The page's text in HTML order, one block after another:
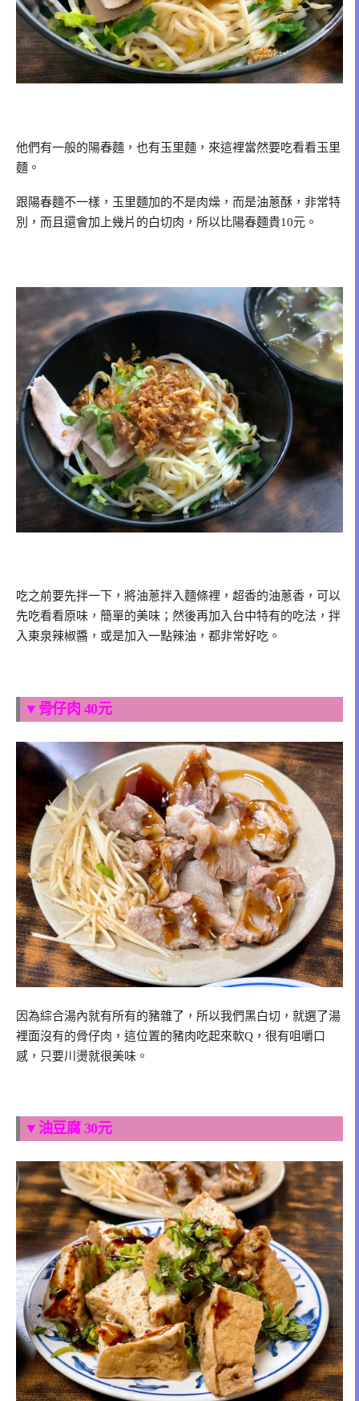
他們有一般的陽春麵，也有玉里麵，來這裡當然要吃看看玉里
麵。
跟陽春麵不一樣，玉里麵加的不是肉燥，而是油蔥酥，非常特
別，而且還會加上幾片的白切肉，所以比陽春麵貴10元。
吃之前要先拌一下，將油蔥拌入麵條裡，超香的油蔥香，可以
先吃看看原味，簡單的美味；然後再加入台中特有的吃法，拌
入東泉辣椒醬，或是加入一點辣油，都非常好吃。
▼骨仔肉 40元
因為綜合湯內就有所有的豬雜了，所以我們黑白切，就選了湯
裡面沒有的骨仔肉，這位置的豬肉吃起來軟Q，很有咀嚼口
感，只要川燙就很美味。
▼油豆腐 30元